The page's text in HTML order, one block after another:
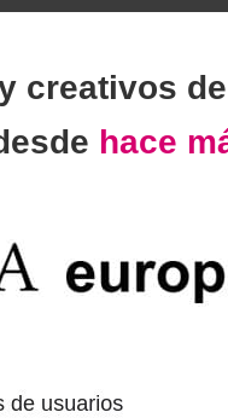
creativos
hace